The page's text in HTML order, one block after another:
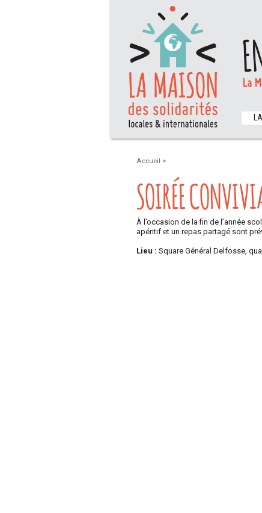
La
Accueil >
SOIRÉE
À l’occasion de la fin de l’année
apéritif et un repas partagé sont
Lieu : Square Général Delfosse,